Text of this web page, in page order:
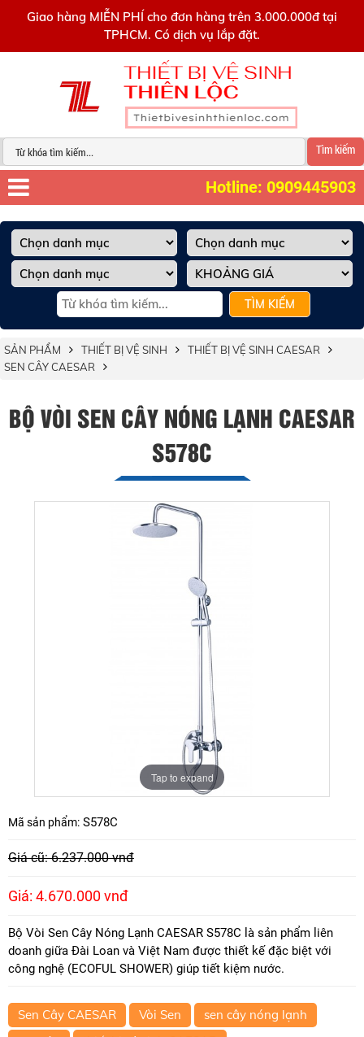
Giao hàng MIỄN PHÍ cho đơn hàng trên 3.000.000đ tại
TPHCM. Có dịch vụ lắp đặt.
Tìm kiếm
Hotline: 0909445903
TÌM KIẾM
SẢN PHẨM THIẾT BỊ VỆ SINH
THIẾT BỊ VỆ SINH CAESAR
SEN CÂY CAESAR
BỘ VÒI SEN CÂY NÓNG LẠNH CAESAR
S578C
Tap to expand
Mã sản phẩm: S578C
Giá cũ: 6.237.000 vnđ
Giá: 4.670.000 vnđ
Bộ Vòi Sen Cây Nóng Lạnh CAESAR S578C là sản phẩm liên
doanh giữa Đài Loan và Việt Nam được thiết kế đặc biệt với
công nghệ (ECOFUL SHOWER) giúp tiết kiệm nước.
Sen Cây CAESAR Vòi Sen
sen cây nóng lạnh
0909445903